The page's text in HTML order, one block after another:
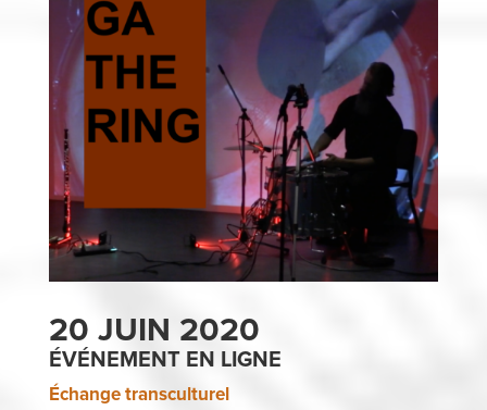
20 JUIN 2020
ÉVÉNEMENT EN LIGNE
Échange transculturel